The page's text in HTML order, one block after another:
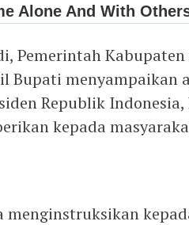
Pemerintah
Bupati menyampaikan
Republik
kepada
menginstruksikan